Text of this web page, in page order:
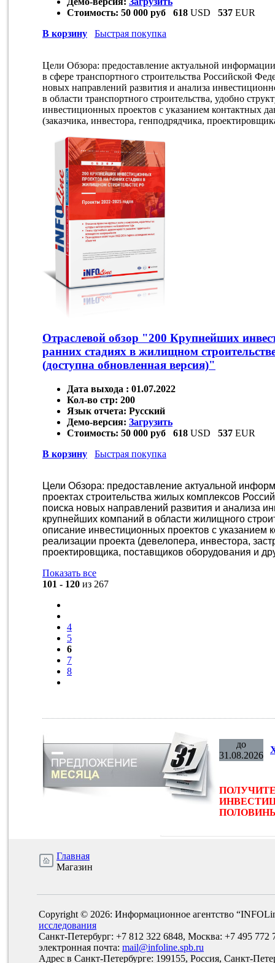
Стоимость: 50 000 руб 618 USD 537 EUR
В корзину
Быстрая покупка
Цели Обзора: предоставление актуальной
в сфере транспортного строительства Российской
новых направлений развития и анализа
в области транспортного строительства, удобно
инвестиционных проектов с указанием контактных
(заказчика, инвестора, генподрядчика,
Отраслевой обзор "200 Крупнейших
ранних стадиях в жилищном
(доступна обновленная версия)"
Дата выхода : 01.07.2022
Кол-во стр: 200
Язык отчета: Русский
Демо-версия: Загрузить
Стоимость: 50 000 руб 618 USD 537 EUR
В корзину
Быстрая покупка
Цели Обзора: предоставление актуальной
проектах строительства жилых комплексов
поиска новых направлений развития и анализа
крупнейших компаний в области жилищного
описание инвестиционных проектов с указанием
реализации проекта (девелопера, инвестора,
проектировщика, поставщиков оборудования и
Показать все
101 - 120 из 267
4
5
6
7
8
до
31.08.2026
ПОЛОВИНЫ
Главная
Магазин
Copyright © 2026: Информационное агентство
исследования
Санкт-Петербург: +7 812 322 6848, Москва: +7 495 772
электронная почта: mail@infoline.spb.ru
Адрес в Санкт-Петербурге: 199155, Россия, Санкт-